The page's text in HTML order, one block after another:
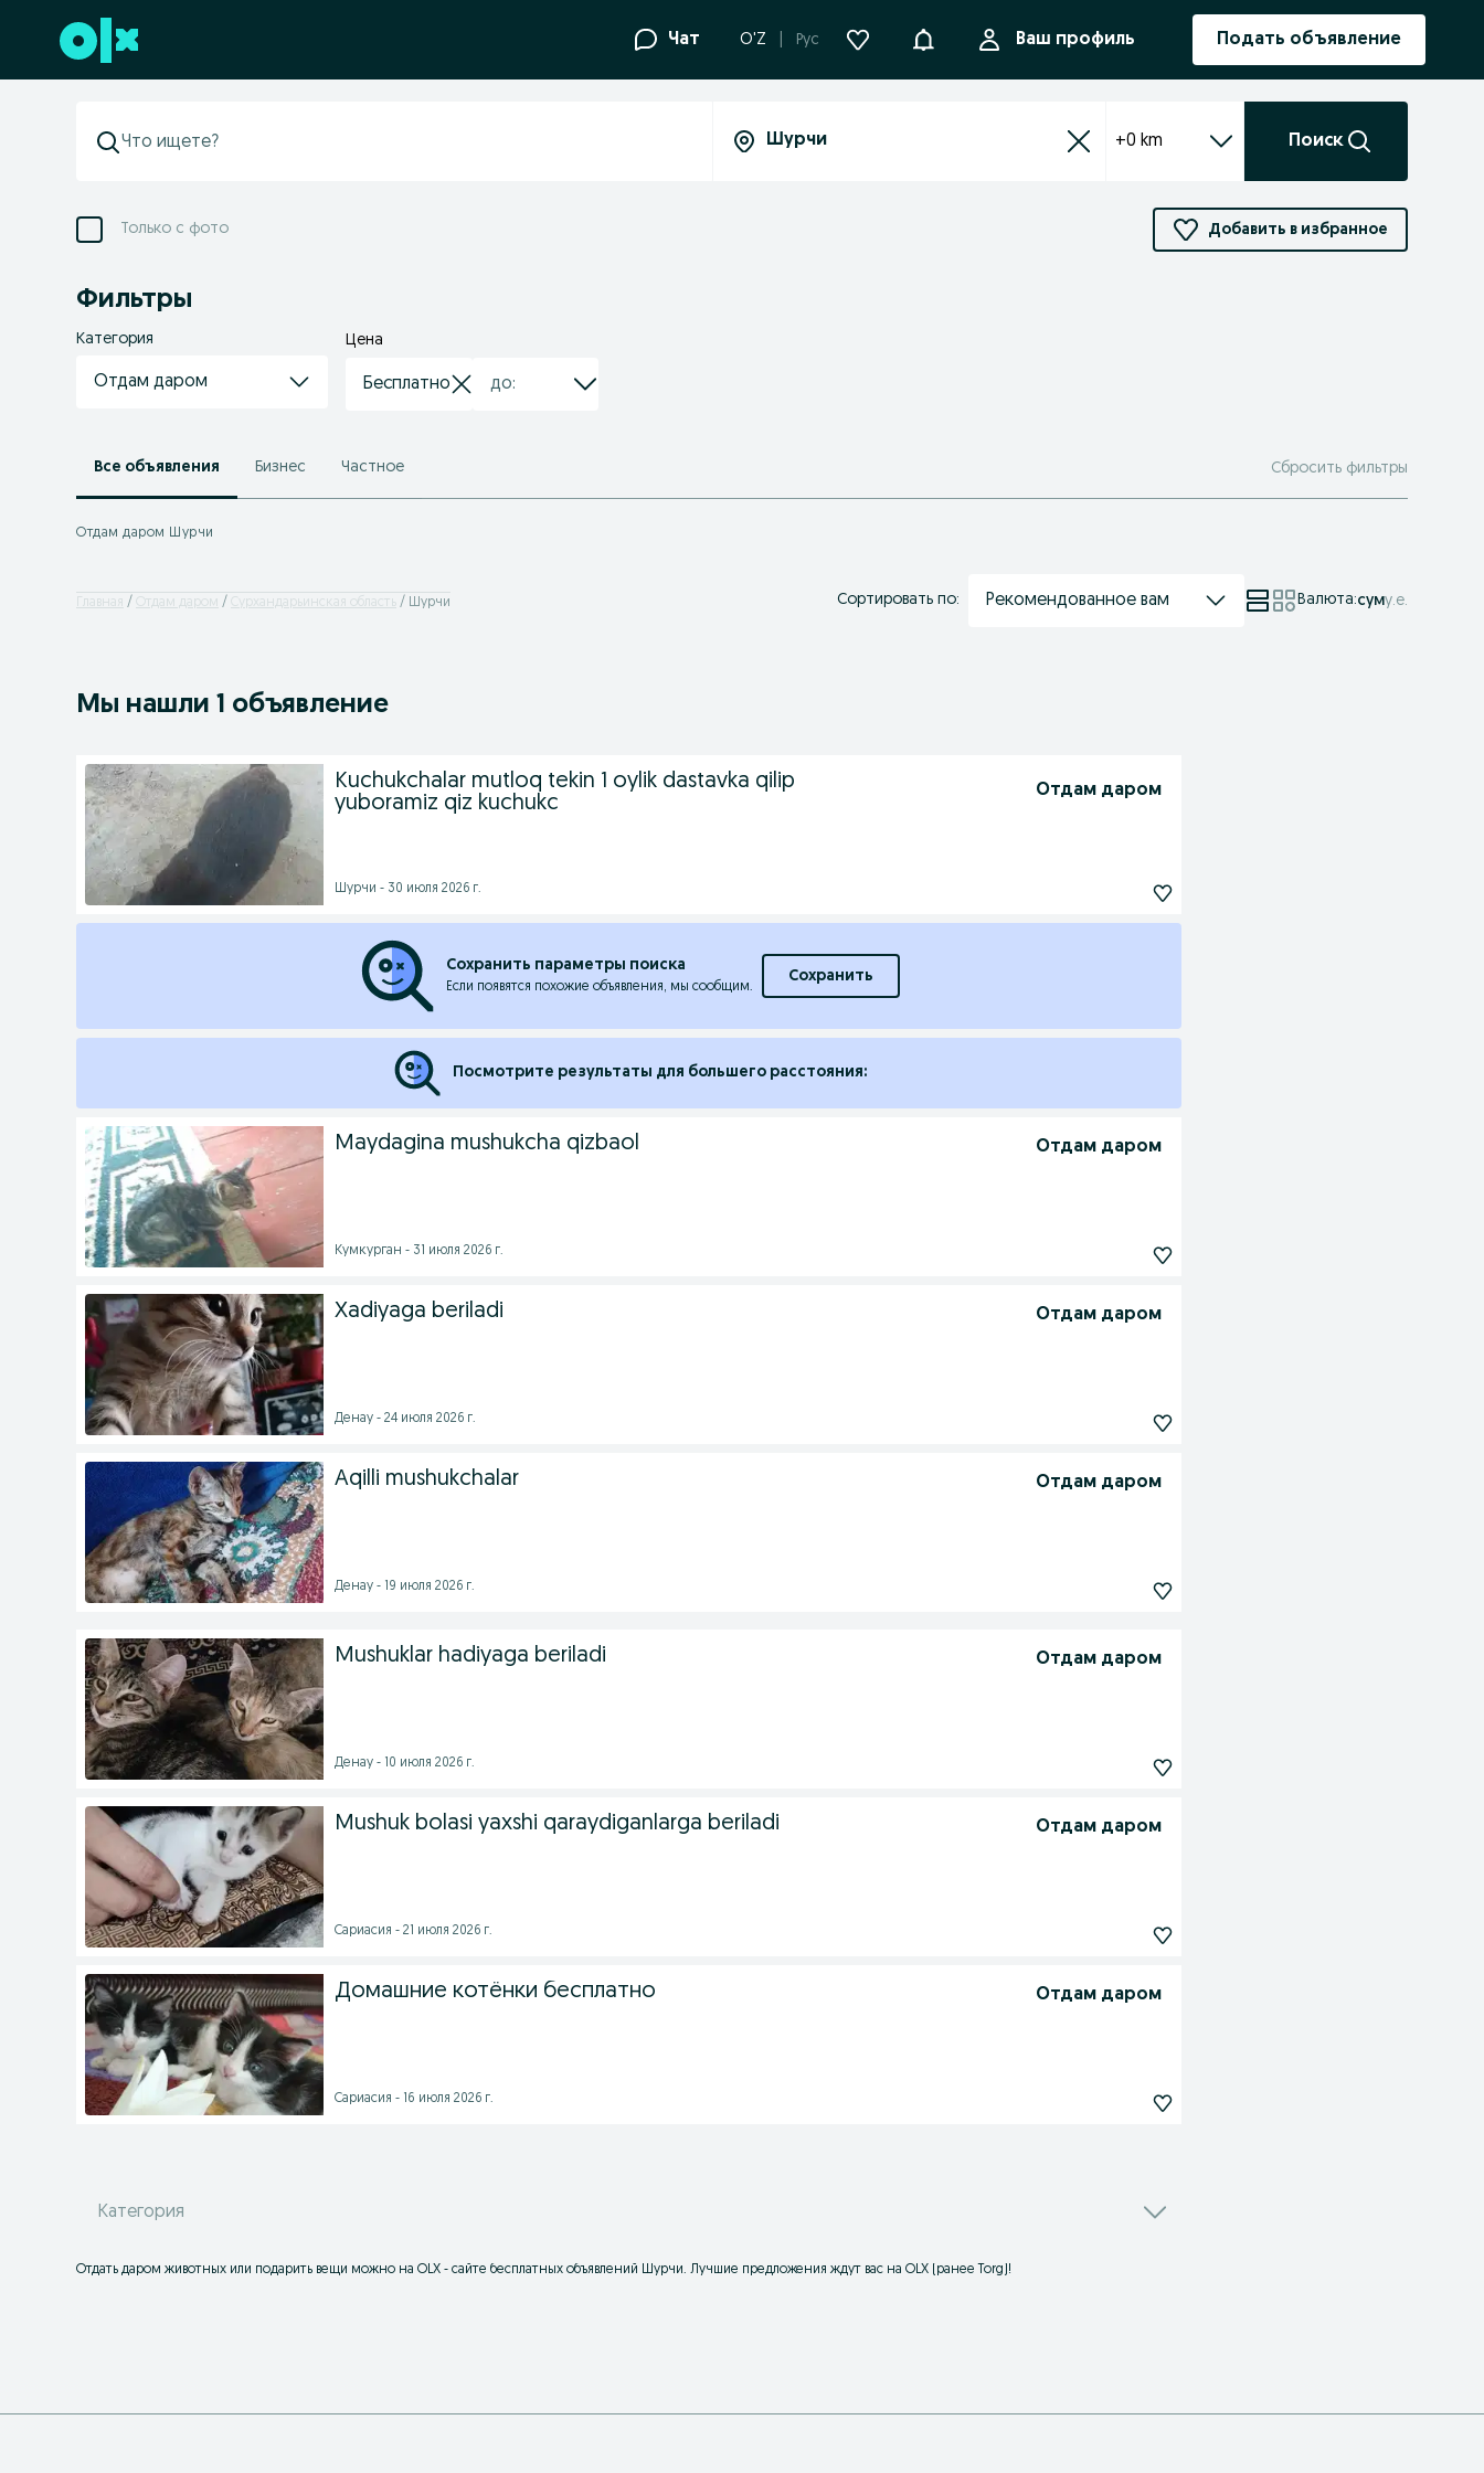
Перейти к нижнему колонтитулу Чат O'Z Рус УведомленияВаш профиль Подать объявление
+0 km Поиск
Только с фото Добавить в избранное
Фильтры
Категория
Отдам даром
Цена
Все объявления Бизнес Частное Сбросить фильтры
Отдам даром Шурчи
Главная Отдам даром Сурхандарьинская область Шурчи Сортировать по: Рекомендованное вам Валюта:суму.е.
Мы нашли 1 объявление
Kuchukchalar mutloq tekin 1 oylik dastavka qilip
yuboramiz qiz kuchukc
Отдам даром
Шурчи - 30 июля 2026 г.
Сохранить параметры поиска
Если появятся похожие объявления, мы сообщим.
Сохранить
Посмотрите результаты для большего расстояния:
Maydagina mushukcha qizbaol Отдам даром
Кумкурган - 31 июля 2026 г.
Xadiyaga beriladi Отдам даром
Денау - 24 июля 2026 г.
Aqilli mushukchalar Отдам даром
Денау - 19 июля 2026 г.
Mushuklar hadiyaga beriladi Отдам даром
Денау - 10 июля 2026 г.
Mushuk bolasi yaxshi qaraydiganlarga beriladi Отдам даром
Сариасия - 21 июля 2026 г.
Домашние котёнки бесплатно Отдам даром
Сариасия - 16 июля 2026 г.
Категория
Отдать даром животных или подарить вещи можно на OLX - сайте бесплатных объявлений Шурчи. Лучшие предложения ждут вас на OLX (ранее Torg)!